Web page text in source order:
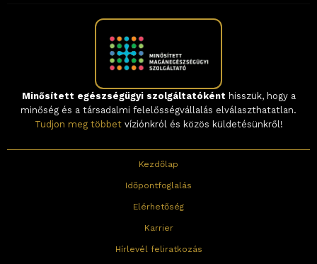
Minősített egészségügyi szolgáltatóként hisszük, hogy a
minőség és a társadalmi felelősségvállalás elválaszthatatlan.
Tudjon meg többetvíziónkról és közös küldetésünkről!
Kezdőlap
Időpontfoglalás
Elérhetőség
Karrier
Hírlevél feliratkozás